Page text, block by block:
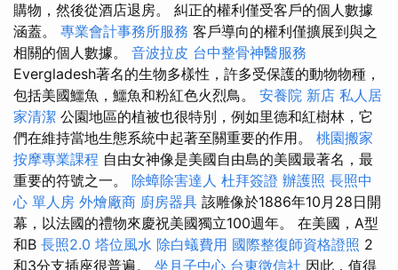
購物，然後從酒店退房。 糾正的權利僅受客戶的個人數據
涵蓋。 專業會計事務所服務 客戶導向的權利僅擴展到與之
相關的個人數據。 音波拉皮 台中整骨神醫服務
Evergladesh著名的生物多樣性，許多受保護的動物物種，
包括美國鱷魚，鱷魚和粉紅色火烈鳥。 安養院 新店 私人居
家清潔 公園地區的植被也很特別，例如里德和紅樹林，它
們在維持當地生態系統中起著至關重要的作用。 桃園搬家
按摩專業課程 自由女神像是美國自由島的美國最著名，最
重要的符號之一。 除蟑除害達人 杜拜簽證 辦護照 長照中
心 單人房 外燴廠商 廚房器具 該雕像於1886年10月28日開
幕，以法國的禮物來慶祝美國獨立100週年。 在美國，A型
和B 長照2.0 塔位風水 除白蟻費用 國際整復師資格證照 2
和3分支插座很普遍。 坐月子中心 台東徵信社 因此，值得